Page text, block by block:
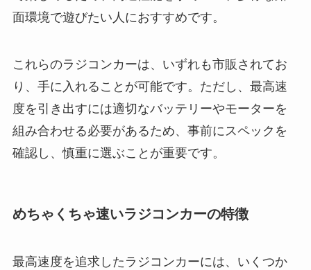
面環境で遊びたい人におすすめです。
これらのラジコンカーは、いずれも市販されてお
り、手に入れることが可能です。ただし、最高速
度を引き出すには適切なバッテリーやモーターを
組み合わせる必要があるため、事前にスペックを
確認し、慎重に選ぶことが重要です。
めちゃくちゃ速いラジコンカーの特徴
最高速度を追求したラジコンカーには、いくつか